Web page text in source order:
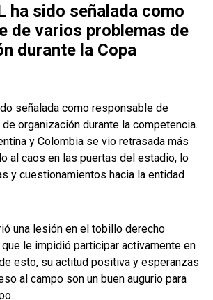
ha sido señalada como
de varios problemas de
durante la Copa
señalada como responsable de
organización durante la competencia.
y Colombia se vio retrasada más
al caos en las puertas del estadio, lo
y cuestionamientos hacia la entidad
una lesión en el tobillo derecho
le impidió participar activamente en
esto, su actitud positiva y esperanzas
al campo son un buen augurio para